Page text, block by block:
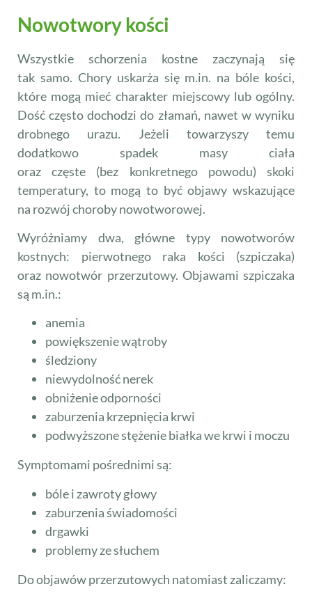
Nowotwory kości
Wszystkie schorzenia kostne zaczynają się
tak samo. Chory uskarża się m.in. na bóle kości,
które mogą mieć charakter miejscowy lub ogólny.
Dość często dochodzi do złamań, nawet w wyniku
drobnego urazu. Jeżeli towarzyszy temu
dodatkowo spadek masy ciała
oraz częste (bez konkretnego powodu) skoki
temperatury, to mogą to być objawy wskazujące
na rozwój choroby nowotworowej.
Wyróżniamy dwa, główne typy nowotworów
kostnych: pierwotnego raka kości (szpiczaka)
oraz nowotwór przerzutowy. Objawami szpiczaka
są m.in.:
anemia
powiększenie wątroby
śledziony
niewydolność nerek
obniżenie odporności
zaburzenia krzepnięcia krwi
podwyższone stężenie białka we krwi i moczu
Symptomami pośrednimi są:
bóle i zawroty głowy
zaburzenia świadomości
drgawki
problemy ze słuchem
Do objawów przerzutowych natomiast zaliczamy: